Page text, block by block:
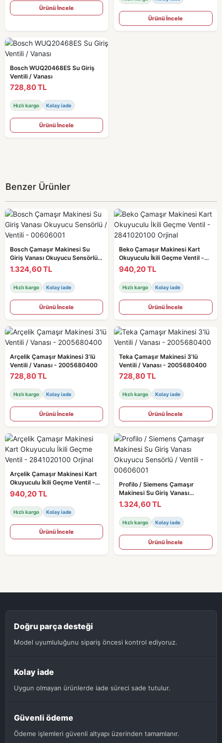
Ürünü İncele
Ürünü İncele
Bosch WUQ20468ES Su Giriş
Ventili / Vanası
728,80 TL
Hızlı kargo Kolay iade
Ürünü İncele
Benzer Ürünler
Bosch Çamaşır Makinesi Su
Giriş Vanası Okuyucu Sensörlü /
Ventili - 00606001
1.324,60 TL
Hızlı kargo Kolay iade
Ürünü İncele
Beko Çamaşır Makinesi Kart
Okuyuculu İkili Geçme Ventil -
2841020100 Orjinal
940,20 TL
Hızlı kargo Kolay iade
Ürünü İncele
Arçelik Çamaşır Makinesi 3'lü
Ventili / Vanası - 2005680400
728,80 TL
Hızlı kargo Kolay iade
Ürünü İncele
Teka Çamaşır Makinesi 3'lü
Ventili / Vanası - 2005680400
728,80 TL
Hızlı kargo Kolay iade
Ürünü İncele
Arçelik Çamaşır Makinesi Kart
Okuyuculu İkili Geçme Ventil -
2841020100 Orjinal
940,20 TL
Hızlı kargo Kolay iade
Ürünü İncele
Profilo / Siemens Çamaşır
Makinesi Su Giriş Vanası
Okuyucu Sensörlü / Ventili -
00606001
1.324,60 TL
Hızlı kargo Kolay iade
Ürünü İncele
Doğru parça desteği
Model uyumluluğunu sipariş öncesi kontrol ediyoruz.
Kolay iade
Uygun olmayan ürünlerde iade süreci sade tutulur.
Güvenli ödeme
Ödeme işlemleri güvenli altyapı üzerinden tamamlanır.